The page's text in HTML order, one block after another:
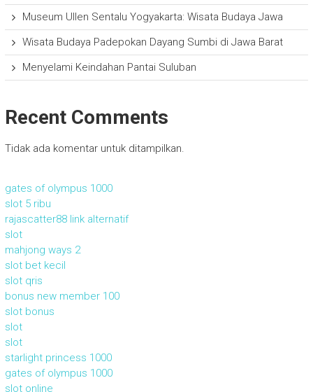
Museum Ullen Sentalu Yogyakarta: Wisata Budaya Jawa
Wisata Budaya Padepokan Dayang Sumbi di Jawa Barat
Menyelami Keindahan Pantai Suluban
Recent Comments
Tidak ada komentar untuk ditampilkan.
gates of olympus 1000
slot 5 ribu
rajascatter88 link alternatif
slot
mahjong ways 2
slot bet kecil
slot qris
bonus new member 100
slot bonus
slot
slot
starlight princess 1000
gates of olympus 1000
slot online